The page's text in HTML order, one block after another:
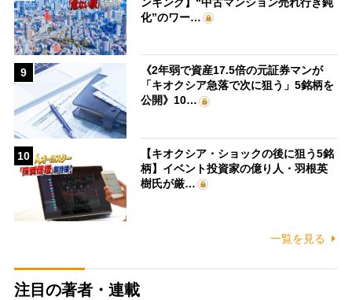
化”のワー…
9
《2年弱で資産17.5倍の元証券マンが
「キオクシア急落で次に狙う」5銘柄を
公開》10…
10
【キオクシア・ショックの後に狙う5銘
柄】イベント投資家の億り人・羽根英
樹氏が厳…
一覧を見る
注目の著者・連載